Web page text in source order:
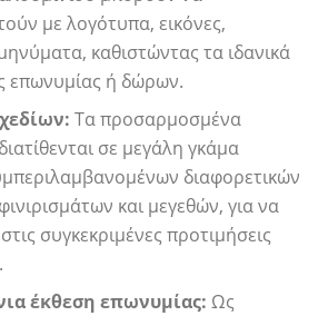
με λογότυπα, εικόνες,
καθιστώντας τα ιδανικά
επωνυμίας ή δώρων.
Τα προσαρμοσμένα
σε μεγάλη γκάμα
διαφορετικών
και μεγεθών, για να
συγκεκριμένες προτιμήσεις
έκθεση επωνυμίας: Ως